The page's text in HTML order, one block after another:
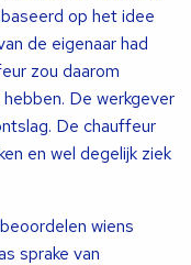
op het idee
de eigenaar had
zou daarom
De werkgever
De chauffeur
en wel degelijk ziek
wiens
sprake van